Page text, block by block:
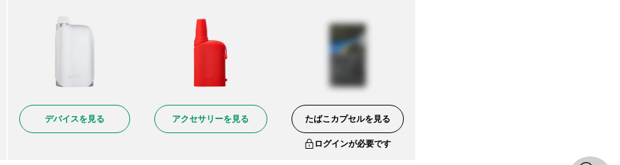
デバイスを見る アクセサリーを見る たばこカプセルを見る
ログインが必要です